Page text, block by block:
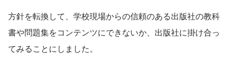
方針を転換して、学校現場からの信頼のある出版社の教科
書や問題集をコンテンツにできないか、出版社に掛け合っ
てみることにしました。